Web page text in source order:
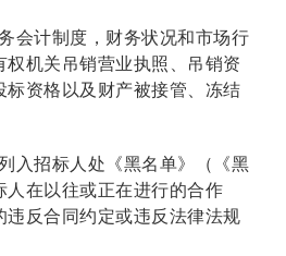
会计制度，财务状况和市场行
权机关吊销营业执照、吊销资
标资格以及财产被接管、冻结
入招标人处《黑名单》（《黑
人在以往或正在进行的合作
违反合同约定或违反法律法规